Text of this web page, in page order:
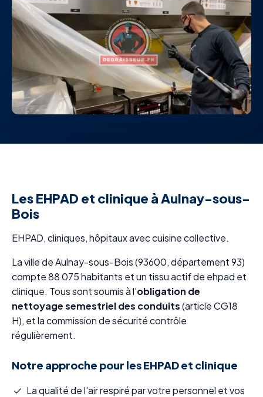
Les EHPAD et clinique à Aulnay-sous-
Bois
EHPAD, cliniques, hôpitaux avec cuisine collective.
La ville de Aulnay-sous-Bois (93600, département 93)
compte 88 075 habitants et un tissu actif de ehpad et
clinique. Tous sont soumis à l'obligation de
nettoyage semestriel des conduits(article CG18
H), et la commission de sécurité contrôle
régulièrement.
Notre approche pour les EHPAD et clinique
La qualité de l'air respiré par votre personnel et vos